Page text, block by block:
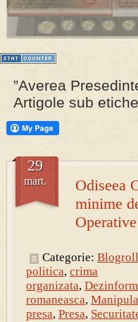
”Averea
Artigole sub
Odiseea
minime
29
mart.
Categorie: Blogroll
politica, crima
organizata,
romaneasca,
presa, Presa,